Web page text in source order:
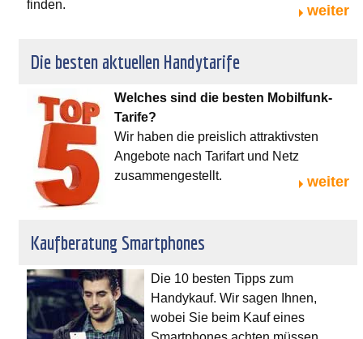
finden.
weiter
Die besten aktuellen Handytarife
Welches sind die besten Mobilfunk-
Tarife?
Wir haben die preislich attraktivsten
Angebote nach Tarifart und Netz
zusammengestellt.
weiter
Kaufberatung Smartphones
Die 10 besten Tipps zum
Handykauf. Wir sagen Ihnen,
wobei Sie beim Kauf eines